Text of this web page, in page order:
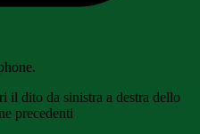
il dito da sinistra a destra dello
precedenti